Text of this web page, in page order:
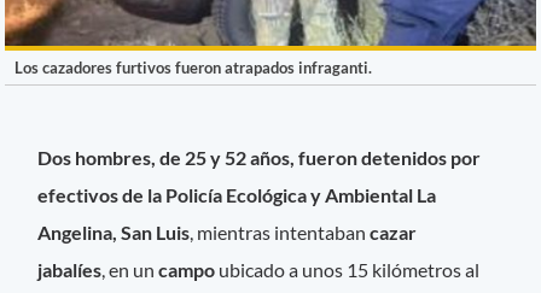
Los cazadores furtivos fueron atrapados infraganti.
Dos hombres, de 25 y 52 años, fueron detenidos por
efectivos de la Policía Ecológica y Ambiental La
Angelina, San Luis , mientras intentabancazar
jabalíes , en uncampo ubicado a unos 15 kilómetros al